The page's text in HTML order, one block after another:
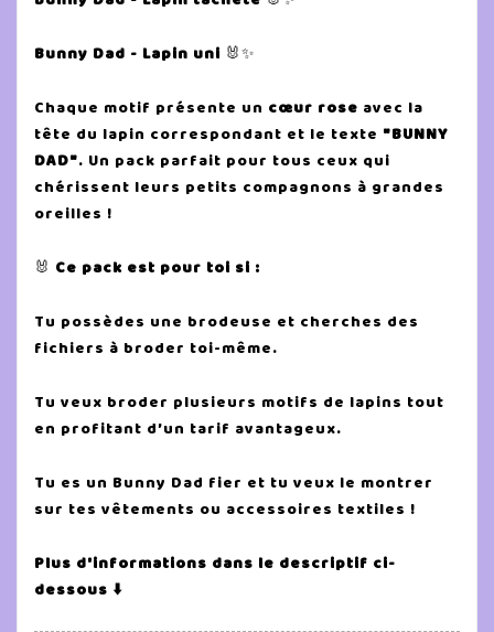
Bunny Dad - Lapin uni 🐰✨
Chaque motif présente un cœur rose avec la
tête du lapin correspondant et le texte "BUNNY
DAD". Un pack parfait pour tous ceux qui
chérissent leurs petits compagnons à grandes
oreilles !
🐰 Ce pack est pour toi si :
Tu possèdes une brodeuse et cherches des
fichiers à broder toi-même.
Tu veux broder plusieurs motifs de lapins tout
en profitant d’un tarif avantageux.
Tu es un Bunny Dad fier et tu veux le montrer
sur tes vêtements ou accessoires textiles !
Plus d'informations dans le descriptif ci-
dessous ⬇️